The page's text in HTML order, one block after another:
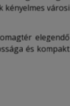
kényelmes városi
elegendő
és kompakt